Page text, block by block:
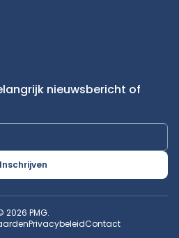
nieuwsbericht of
Inschrijven
2026 PMG.
PrivacybeleidContact